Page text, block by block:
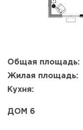
Общая площадь:
Жилая площадь:
Кухня:
ДОМ 6